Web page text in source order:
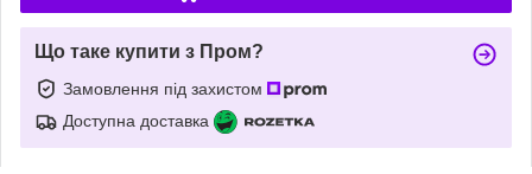
Що таке купити з Пром?
Замовлення під захистом
Доступна доставка